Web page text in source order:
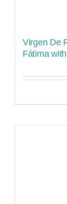
Virgen De
Fátima